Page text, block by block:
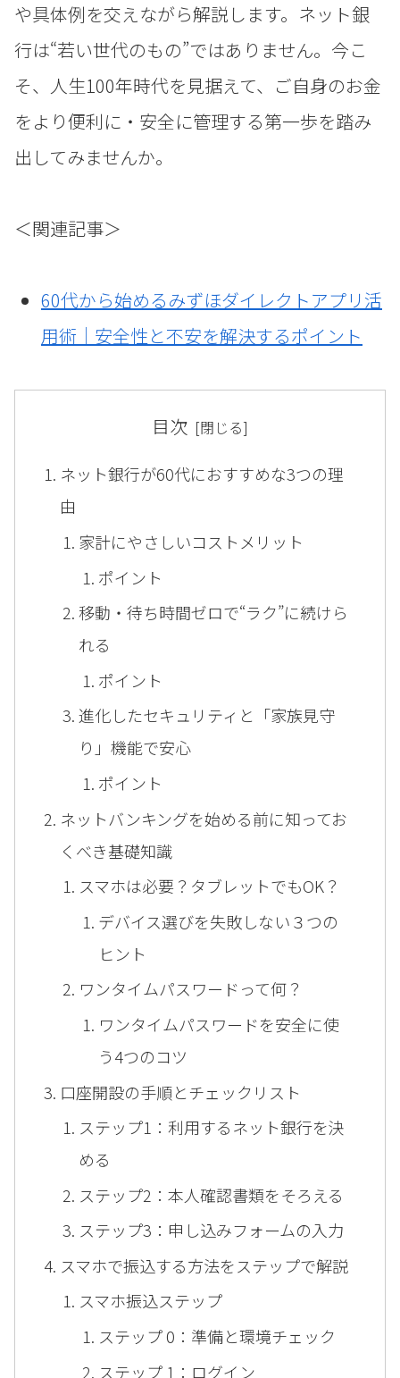
や具体例を交えながら解説します。ネット銀
行は“若い世代のもの”ではありません。今こ
そ、人生100年時代を見据えて、ご自身のお金
をより便利に・安全に管理する第一歩を踏み
出してみませんか。
＜関連記事＞
60代から始めるみずほダイレクトアプリ活
用術｜安全性と不安を解決するポイント
目次
ネット銀行が60代におすすめな3つの理
由
家計にやさしいコストメリット
ポイント
移動・待ち時間ゼロで“ラク”に続けら
れる
ポイント
進化したセキュリティと「家族見守
り」機能で安心
ポイント
ネットバンキングを始める前に知ってお
くべき基礎知識
スマホは必要？タブレットでもOK？
デバイス選びを失敗しない３つの
ヒント
ワンタイムパスワードって何？
ワンタイムパスワードを安全に使
う4つのコツ
口座開設の手順とチェックリスト
ステップ1：利用するネット銀行を決
める
ステップ2：本人確認書類をそろえる
ステップ3：申し込みフォームの入力
スマホで振込する方法をステップで解説
スマホ振込ステップ
ステップ 0：準備と環境チェック
ステップ 1：ログイン